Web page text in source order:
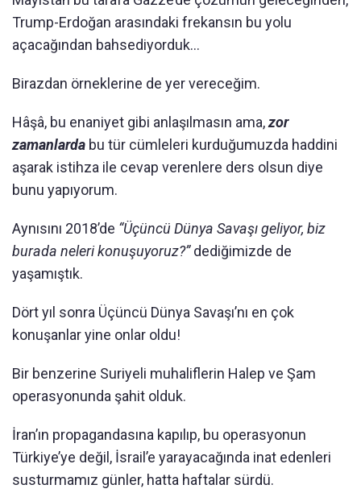
Trump-Erdoğan arasındaki frekansın bu yolu
açacağından bahsediyorduk…
Birazdan örneklerine de yer vereceğim.
Hâşâ, bu enaniyet gibi anlaşılmasın ama,zor
zamanlarda bu tür cümleleri kurduğumuzda haddini
aşarak istihza ile cevap verenlere ders olsun diye
bunu yapıyorum.
Aynısını 2018’de “Üçüncü Dünya Savaşı geliyor, biz
burada neleri konuşuyoruz?”dediğimizde de
yaşamıştık.
Dört yıl sonra Üçüncü Dünya Savaşı’nı en çok
konuşanlar yine onlar oldu!
Bir benzerine Suriyeli muhaliflerin Halep ve Şam
operasyonunda şahit olduk.
İran’ın propagandasına kapılıp, bu operasyonun
Türkiye’ye değil, İsrail’e yarayacağında inat edenleri
susturmamız günler, hatta haftalar sürdü.